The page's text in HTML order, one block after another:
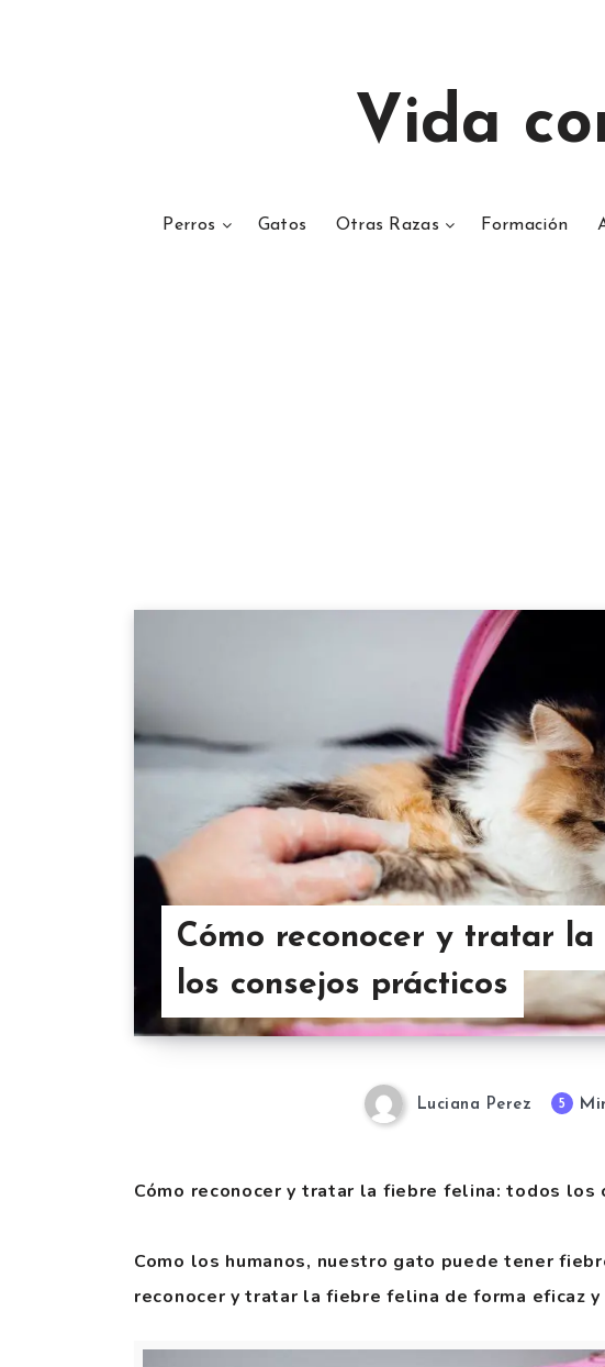
Vida
Perros Gatos Otras Razas Formación
Cómo reconocer y tratar
los consejos prácticos
Luciana Perez 5
Cómo reconocer y tratar la fiebre felina: todos los
Como los humanos, nuestro gato puede tener
reconocer y tratar la fiebre felina de forma eficaz y